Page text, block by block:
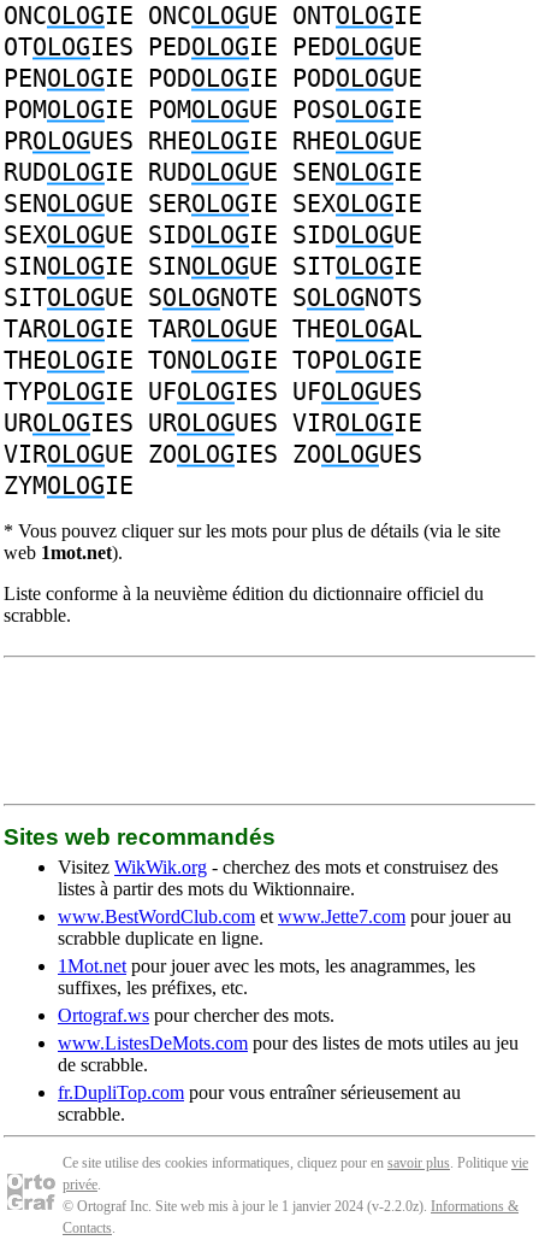
ONCOLOGIE ONCOLOGUE ONTOLOGIE
OTOLOGIES PEDOLOGIE PEDOLOGUE
PENOLOGIE PODOLOGIE PODOLOGUE
POMOLOGIE POMOLOGUE POSOLOGIE
PROLOGUES RHEOLOGIE RHEOLOGUE
RUDOLOGIE RUDOLOGUE SENOLOGIE
SENOLOGUE SEROLOGIE SEXOLOGIE
SEXOLOGUE SIDOLOGIE SIDOLOGUE
SINOLOGIE SINOLOGUE SITOLOGIE
SITOLOGUE SOLOGNOTE SOLOGNOTS
TAROLOGIE TAROLOGUE THEOLOGAL
THEOLOGIE TONOLOGIE TOPOLOGIE
TYPOLOGIE UFOLOGIES UFOLOGUES
UROLOGIES UROLOGUES VIROLOGIE
VIROLOGUE ZOOLOGIES ZOOLOGUES
ZYMOLOGIE
* Vous pouvez cliquer sur les mots pour plus de détails (via le site
web 1mot.net).
Liste conforme à la neuvième édition du dictionnaire officiel du
scrabble.
Sites web recommandés
Visitez WikWik.org - cherchez des mots et construisez des
listes à partir des mots du Wiktionnaire.
www.BestWordClub.com et www.Jette7.com pour jouer au
scrabble duplicate en ligne.
1Mot.net pour jouer avec les mots, les anagrammes, les
suffixes, les préfixes, etc.
Ortograf.ws pour chercher des mots.
www.ListesDeMots.com pour des listes de mots utiles au jeu
de scrabble.
fr.DupliTop.com pour vous entraîner sérieusement au
scrabble.
Ce site utilise des cookies informatiques, cliquez pour en savoir plus. Politique vie
privée.
© Ortograf Inc. Site web mis à jour le 1 janvier 2024 (v-2.2.0z). Informations &
Contacts.